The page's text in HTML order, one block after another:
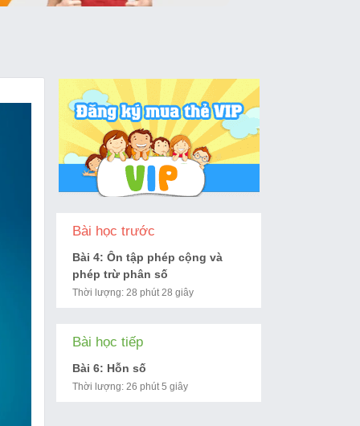
Bài học trước
Bài 4: Ôn tập phép cộng và
phép trừ phân số
Thời lượng: 28 phút 28 giây
Bài học tiếp
Bài 6: Hỗn số
Thời lượng: 26 phút 5 giây